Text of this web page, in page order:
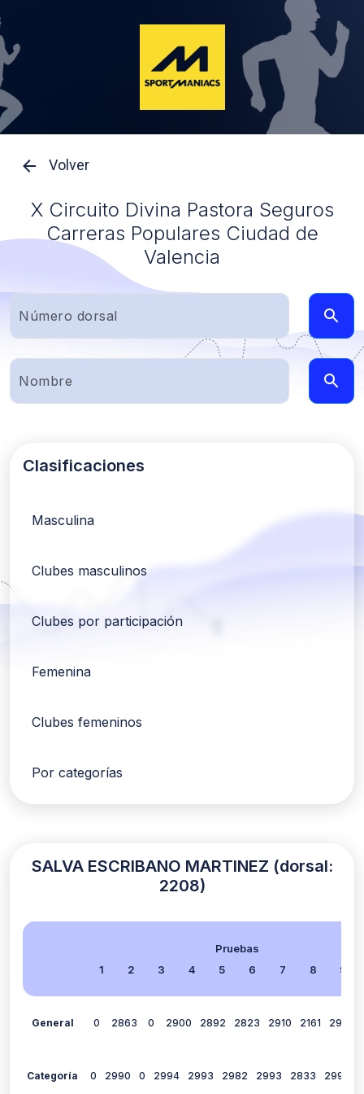
Volver
X Circuito Divina Pastora Seguros
Carreras Populares Ciudad de
Valencia
Clasificaciones
Masculina
Clubes masculinos
Clubes por participación
Femenina
Clubes femeninos
Por categorías
SALVA ESCRIBANO MARTINEZ (dorsal:
2208)
Pruebas
1
2 3 4 5 6 7 8 9
General 0 2863 0 2900 2892 2823 2910 2161 2917
Categoría 0 2990 0 2994 2993 2982 2993 2833 2993